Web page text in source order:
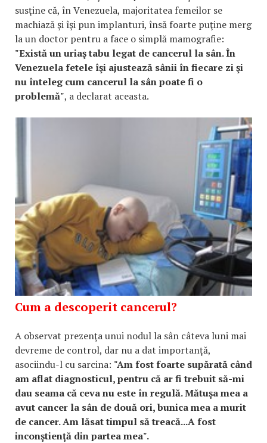
susţine că, în Venezuela, majoritatea femeilor se
machiază şi îşi pun implanturi, însă foarte puţine merg
la un doctor pentru a face o simplă mamografie:
"Există un uriaş tabu legat de cancerul la sân. În
Venezuela fetele îşi ajustează sânii în fiecare zi şi
nu înteleg cum cancerul la sân poate fi o
problemă", a declarat aceasta.
Cum a descoperit cancerul?
A observat prezenţa unui nodul la sân câteva luni mai
devreme de control, dar nu a dat importanţă,
asociindu-l cu sarcina: "Am fost foarte supărată când
am aflat diagnosticul, pentru că ar fi trebuit să-mi
dau seama că ceva nu este în regulă. Mătuşa mea a
avut cancer la sân de două ori, bunica mea a murit
de cancer. Am lăsat timpul să treacă...A fost
inconştienţă din partea mea".